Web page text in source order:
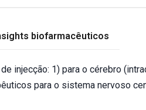
biofarmacêuticos
injecção: 1) para o cérebro
para o sistema nervoso